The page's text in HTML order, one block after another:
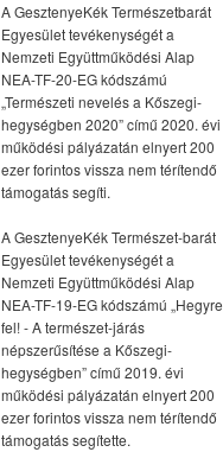
A GesztenyeKék Természetbarát
Egyesület tevékenységét a
Nemzeti Együttműködési Alap
NEA-TF-20-EG kódszámú
„Természeti nevelés a Kőszegi-
hegységben 2020” című 2020. évi
működési pályázatán elnyert 200
ezer forintos vissza nem térítendő
támogatás segíti.
A GesztenyeKék Természet-barát
Egyesület tevékenységét a
Nemzeti Együttműködési Alap
NEA-TF-19-EG kódszámú „Hegyre
fel! - A természet-járás
népszerűsítése a Kőszegi-
hegységben” című 2019. évi
működési pályázatán elnyert 200
ezer forintos vissza nem térítendő
támogatás segítette.